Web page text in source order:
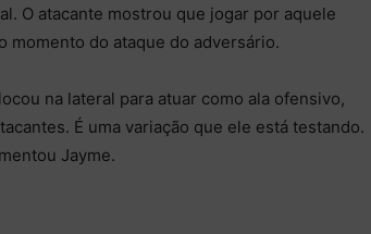
O atacante mostrou que jogar por aquele
momento do ataque do adversário.
na lateral para atuar como ala ofensivo,
É uma variação que ele está testando.
Jayme.